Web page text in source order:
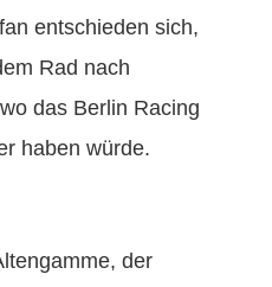
entschieden sich,
Rad nach
das Berlin Racing
haben würde.
der